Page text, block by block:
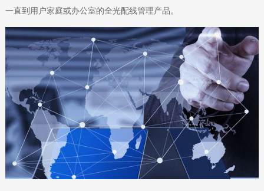
一直到用户家庭或办公室的全光配线管理产品。